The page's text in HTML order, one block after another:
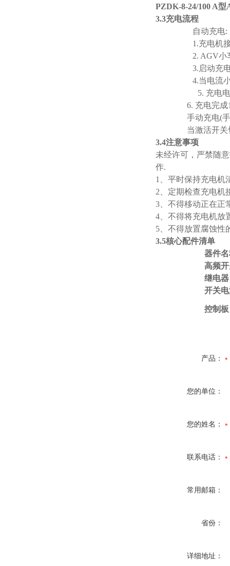
PZDK-8-24/100 A
3.3充电流程
自动充电:
1.充电机
2. AGV小
3.启动充
4.当电流
5. 充电电
6. 充电完
手动充电(
当激活开
3.4注意事项
未经许可，严禁随
作.
1、平时保持充电机
2、定期检查充电机
3、不得移动正在正
4、不得将充电机放
5、不得放置腐蚀性
3.5核心配件清单
器件
高频
继电器
开关
控制板
产品：
您的单位：
您的姓名：
联系电话：
常用邮箱：
省份：
详细地址：